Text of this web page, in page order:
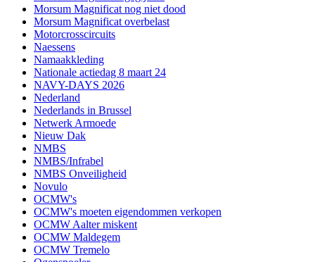
Morsum Magnificat nog niet dood
Morsum Magnificat overbelast
Motorcrosscircuits
Naessens
Namaakkleding
Nationale actiedag 8 maart 24
NAVY-DAYS 2026
Nederland
Nederlands in Brussel
Netwerk Armoede
Nieuw Dak
NMBS
NMBS/Infrabel
NMBS Onveiligheid
Novulo
OCMW's
OCMW's moeten eigendommen verkopen
OCMW Aalter miskent
OCMW Maldegem
OCMW Tremelo